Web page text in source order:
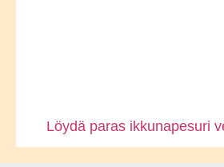
Löydä paras ikkunapesuri